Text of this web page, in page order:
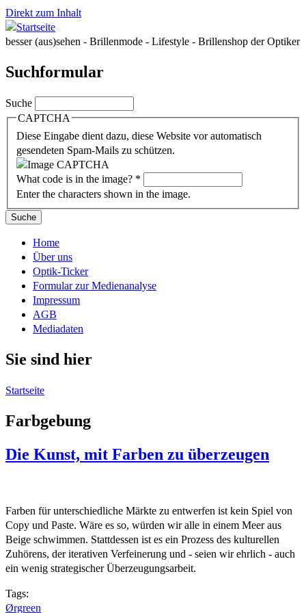
Direkt zum Inhalt
besser (aus)sehen - Brillenmode - Lifestyle - Brillenshop der Optiker
Suchformular
Suche
CAPTCHA
Diese Eingabe dient dazu, diese Website vor automatisch
gesendeten Spam-Mails zu schützen.
What code is in the image? *
Enter the characters shown in the image.
Home
Über uns
Optik-Ticker
Formular zur Medienanalyse
Impressum
AGB
Mediadaten
Sie sind hier
Startseite
Farbgebung
Die Kunst, mit Farben zu überzeugen
Farben für unterschiedliche Märkte zu entwerfen ist kein Spiel von
Copy und Paste. Wäre es so, würden wir alle in einem Meer aus
Beige schwimmen. Stattdessen ist es ein Prozess des kulturellen
Zuhörens, der iterativen Verfeinerung und - seien wir ehrlich - auch
ein wenig strategischer Überzeugungsarbeit.
Tags:
Ørgreen